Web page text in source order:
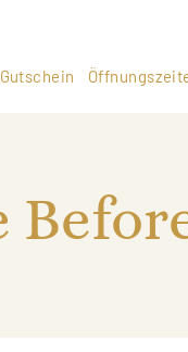
Gutschein